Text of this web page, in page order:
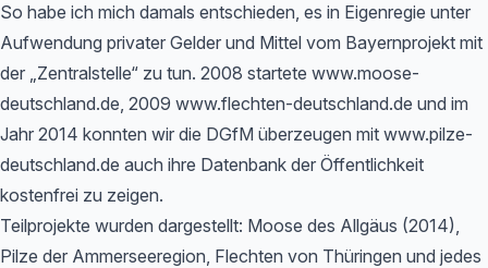
So habe ich mich damals entschieden, es in Eigenregie unter
Aufwendung privater Gelder und Mittel vom Bayernprojekt mit
der „Zentralstelle“ zu tun. 2008 startete www.moose-
deutschland.de, 2009 www.flechten-deutschland.de und im
Jahr 2014 konnten wir die DGfM überzeugen mit www.pilze-
deutschland.de auch ihre Datenbank der Öffentlichkeit
kostenfrei zu zeigen.
Teilprojekte wurden dargestellt: Moose des Allgäus (2014),
Pilze der Ammerseeregion, Flechten von Thüringen und jedes